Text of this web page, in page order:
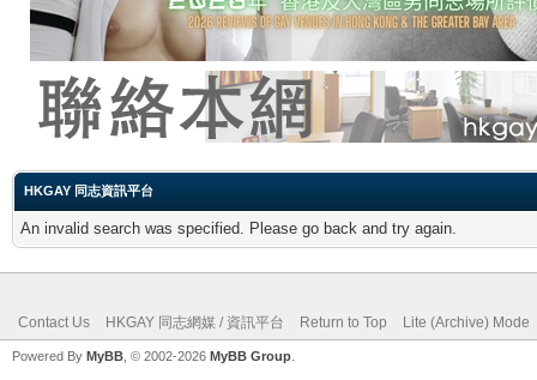
HKGAY 同志資訊平台
An invalid search was specified. Please go back and try again.
Contact Us HKGAY 同志網媒 / 資訊平台 Return to Top Lite (Archive) Mode
Powered By MyBB , © 2002-2026 MyBB Group